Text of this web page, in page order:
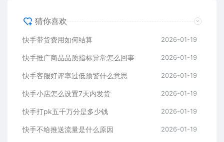
猜你喜欢
快手带货费用如何结算 2026-01-19
快手推广商品品质指标异常怎么回事 2026-01-19
快手客服好评率过低预警什么意思 2026-01-19
快手小店怎么设置7天内发货 2026-01-19
快手打pk五千万分是多少钱 2026-01-19
快手不给推送流量是什么原因 2026-01-19